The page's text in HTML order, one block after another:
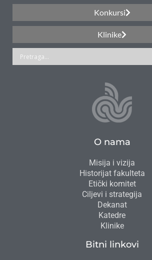
Konkursi
Klinike
O nama
Misija i vizija
Historijat fakulteta
Etički komitet
Ciljevi i strategija
Dekanat
Katedre
Klinike
Bitni linkovi